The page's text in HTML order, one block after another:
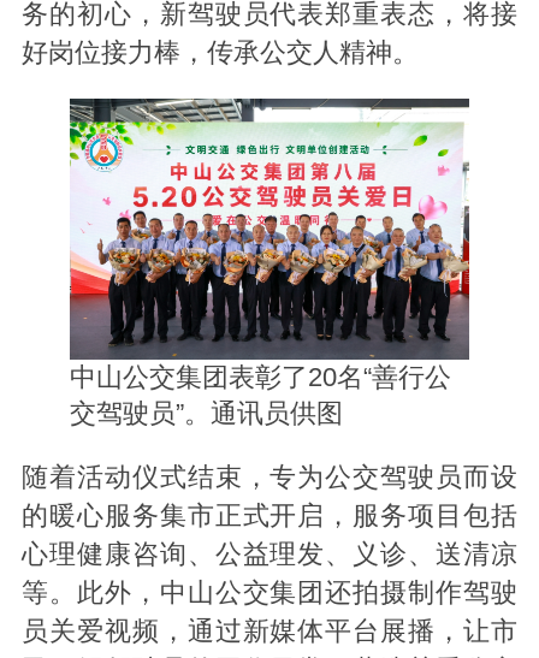
务的初心，新驾驶员代表郑重表态，将接
好岗位接力棒，传承公交人精神。
中山公交集团表彰了20名“善行公
交驾驶员”。通讯员供图
随着活动仪式结束，专为公交驾驶员而设
的暖心服务集市正式开启，服务项目包括
心理健康咨询、公益理发、义诊、送清凉
等。此外，中山公交集团还拍摄制作驾驶
员关爱视频，通过新媒体平台展播，让市